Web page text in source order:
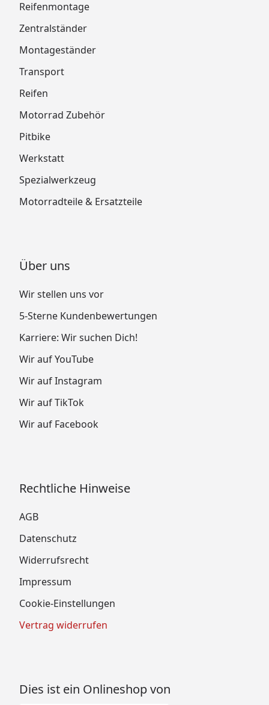
Reifenmontage
Zentralständer
Montageständer
Transport
Reifen
Motorrad Zubehör
Pitbike
Werkstatt
Spezialwerkzeug
Motorradteile & Ersatzteile
Über uns
Wir stellen uns vor
5-Sterne Kundenbewertungen
Karriere: Wir suchen Dich!
Wir auf YouTube
Wir auf Instagram
Wir auf TikTok
Wir auf Facebook
Rechtliche Hinweise
AGB
Datenschutz
Widerrufsrecht
Impressum
Cookie-Einstellungen
Vertrag widerrufen
Dies ist ein Onlineshop von